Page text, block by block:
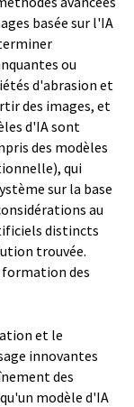
basée sur l'IA
ou
d'abrasion et
des images, et
d'IA sont
des modèles
qui
sur la base
au
distincts
trouvée.
des
et le
innovantes
des
modèle d'IA